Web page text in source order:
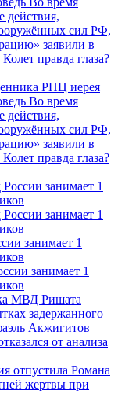
действия,
сил РФ,
заявили в
правда глаза?
РПЦ иерея
Во время
действия,
сил РФ,
заявили в
правда глаза?
занимает 1
занимает 1
занимает 1
занимает 1
МВД Ришата
задержанного
Акжигитов
от анализа
отпустила Романа
жертвы при